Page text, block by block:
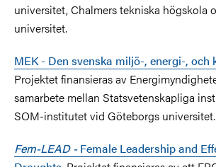
universitet, Chalmers tekniska högskola
universitet.
MEK - Den svenska miljö-, energi-, och
Projektet finansieras av
samarbete mellan Statsvetenskapliga
SOM-institutet vid Göteborgs universitet.
Fem-LEAD -Female Leadership and